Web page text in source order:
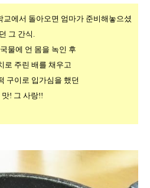
교에서 돌아오면 엄마가 준비해놓으셨
던 그 간식.
물에 언 몸을 녹인 후
로 주린 배를 채우고
구이로 입가심을 했던
맛! 그 사랑!!